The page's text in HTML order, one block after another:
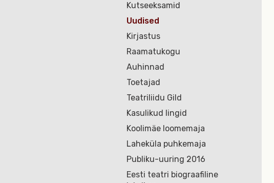
Kutseeksamid
Uudised
Kirjastus
Raamatukogu
Auhinnad
Toetajad
Teatriliidu Gild
Kasulikud lingid
Koolimäe loomemaja
Laheküla puhkemaja
Publiku-uuring 2016
Eesti teatri biograafiline